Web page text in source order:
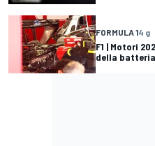
FORMULA 14 g
F1 | Motori
della